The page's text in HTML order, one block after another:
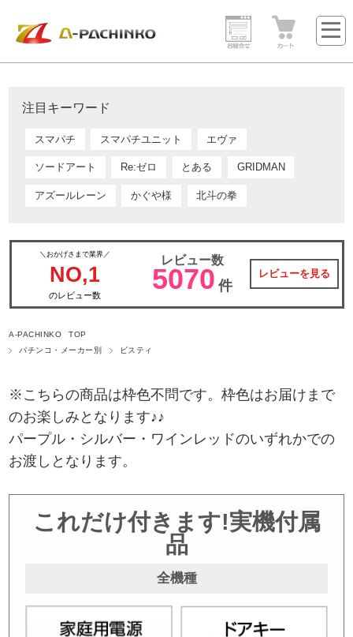
注目キーワード
スマパチ スマパチユニット エヴァ
ソードアート Re:ゼロ とある GRIDMAN
アズールレーン かぐや様 北斗の拳
＼おかげさまで業界／
NO,1
のレビュー数
レビュー数
5070 件
レビューを見る
A-PACHINKO TOP
パチンコ・メーカー別
ビスティ
※こちらの商品は枠色不問です。枠色はお届けまで
のお楽しみとなります♪♪
パープル・シルバー・ワインレッドのいずれかでの
お渡しとなります。
これだけ付きます!実機付属
品
全機種